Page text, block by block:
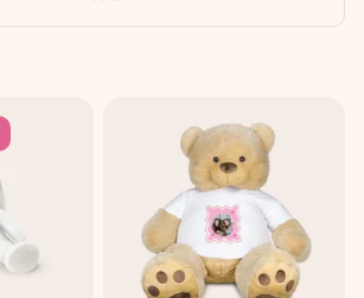
d’unique en quelques étapes – avec
photo ou un message qui touche le cœur.
juste tout l’amour pour le moment idéal.